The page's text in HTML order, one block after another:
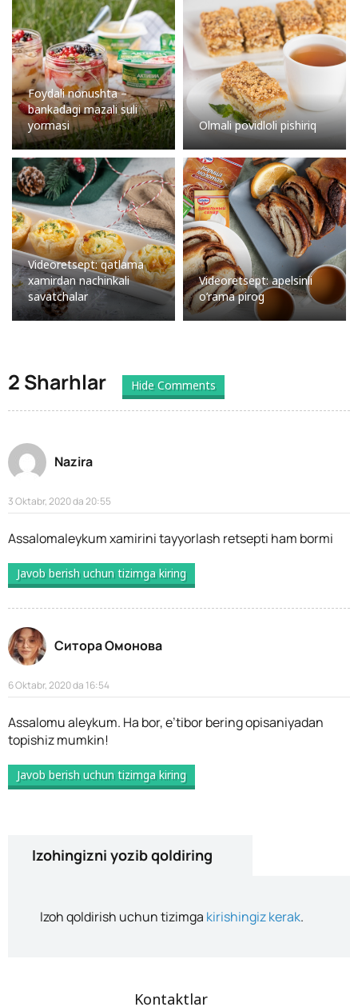
Foydali nonushta –
bankadagi mazali suli
yormasi
Olmali povidloli pishiriq
Videoretsept: qatlama
xamirdan nachinkali
savatchalar
Videoretsept: apelsinli
o’rama pirog
2 Sharhlar Hide Comments
Nazira
3 Oktabr, 2020 da 20:55
Assalomaleykum xamirini tayyorlash retsepti ham bormi
Javob berish uchun tizimga kiring
Ситора Омонова
6 Oktabr, 2020 da 16:54
Assalomu aleykum. Ha bor, e’tibor bering opisaniyadan
topishiz mumkin!
Javob berish uchun tizimga kiring
Izohingizni yozib qoldiring
Izoh qoldirish uchun tizimga kirishingiz kerak.
Kontaktlar